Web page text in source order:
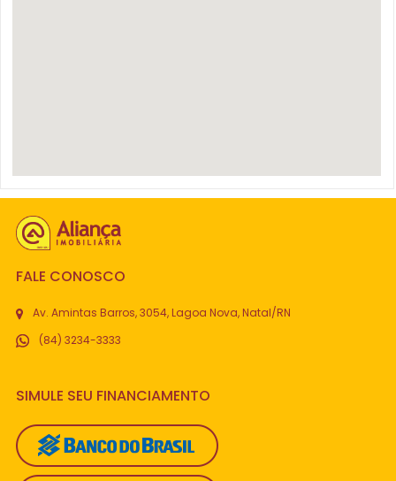
FALE CONOSCO
Av. Amintas Barros, 3054, Lagoa Nova, Natal/RN
(84) 3234-3333
SIMULE SEU FINANCIAMENTO